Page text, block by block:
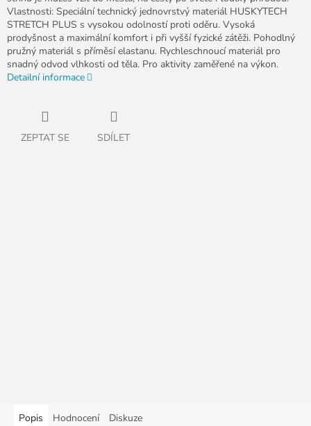
Vlastnosti: Speciální technický jednovrstvý materiál HUSKYTECH
STRETCH PLUS s vysokou odolností proti oděru. Vysoká
prodyšnost a maximální komfort i při vyšší fyzické zátěži. Pohodlný
pružný materiál s příměsí elastanu. Rychleschnoucí materiál pro
snadný odvod vlhkosti od těla. Pro aktivity zaměřené na výkon.
Detailní informace
ZEPTAT SE SDÍLET
Popis Hodnocení Diskuze